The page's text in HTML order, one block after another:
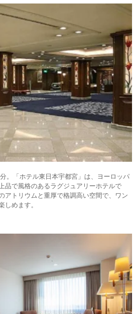
。「ホテル東日本宇都宮」は、ヨーロッパ
品で風格のあるラグジュアリーホテルで
アトリウムと重厚で格調高い空間で、ワン
しめます。